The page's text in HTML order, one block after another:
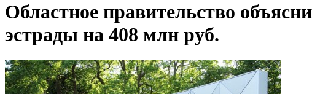
Областное правительство
эстрады на 408 млн руб.